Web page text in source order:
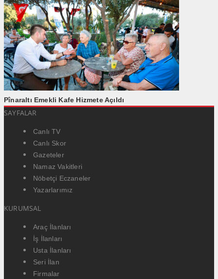
Pînaraltı Emekli Kafe Hizmete Açıldı
SAYFALAR
Canlı TV
Canlı Skor
Gazeteler
Namaz Vakitleri
Nöbetçi Eczaneler
Yazarlarımız
KURUMSAL
Araç İlanları
İş İlanları
Usta İlanları
Seri İlan
Firmalar